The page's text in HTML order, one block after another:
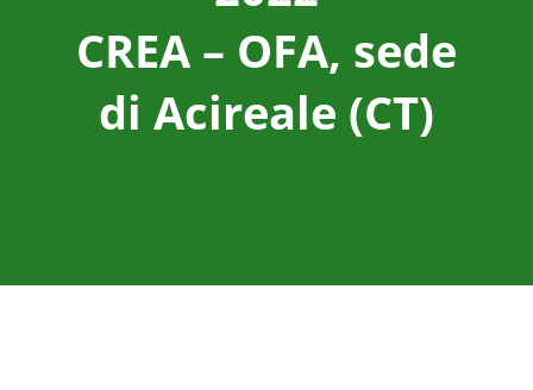
CREA – OFA, sede
di Acireale (CT)